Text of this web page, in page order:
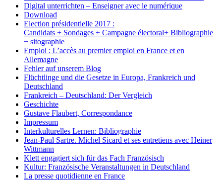
Digital unterrichten – Enseigner avec le numérique
Download
Election présidentielle 2017 :
Candidats + Sondages + Campagne électoral+ Bibliographie
+ sitographie
Emploi : L’accès au premier emploi en France et en
Allemagne
Fehler auf unserem Blog
Flüchtlinge und die Gesetze in Europa, Frankreich und
Deutschland
Frankreich – Deutschland: Der Vergleich
Geschichte
Gustave Flaubert, Correspondance
Impressum
Interkulturelles Lernen: Bibliographie
Jean-Paul Sartre. Michel Sicard et ses entretiens avec Heiner
Wittmann
Klett engagiert sich für das Fach Französisch
Kultur: Französische Veranstaltungen in Deutschland
La presse quotidienne en France